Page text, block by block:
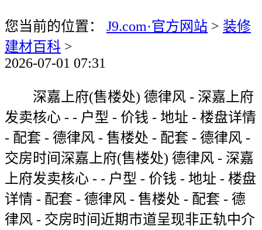
您当前的位置： J9.com·官方网站 > 装修
建材百科 >
2026-07-01 07:31
深嘉上府(售楼处) 德律风 - 深嘉上府
发卖核心 - - 户型 - 价钱 - 地址 - 楼盘详情
- 配套 - 德律风 - 售楼处 - 配套 - 德律风 -
交房时间深嘉上府(售楼处) 德律风 - 深嘉
上府发卖核心 - - 户型 - 价钱 - 地址 - 楼盘
详情 - 配套 - 德律风 - 售楼处 - 配套 - 德
律风 - 交房时间近期市道呈现非正轨中介